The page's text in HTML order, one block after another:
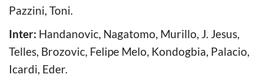
Pazzini, Toni.
Inter: Handanovic, Nagatomo, Murillo, J. Jesus,
Telles, Brozovic, Felipe Melo, Kondogbia, Palacio,
Icardi, Eder.